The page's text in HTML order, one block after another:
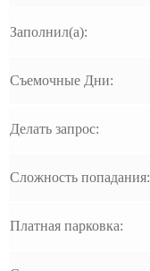
Заполнил(а):
Съемочные Дни:
Делать запрос:
Сложность попадания:
Платная парковка: